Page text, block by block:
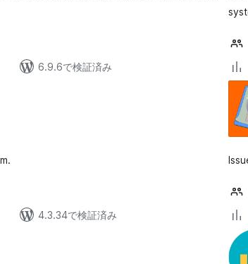
6.9.6で検証済み
4.3.34で検証済み